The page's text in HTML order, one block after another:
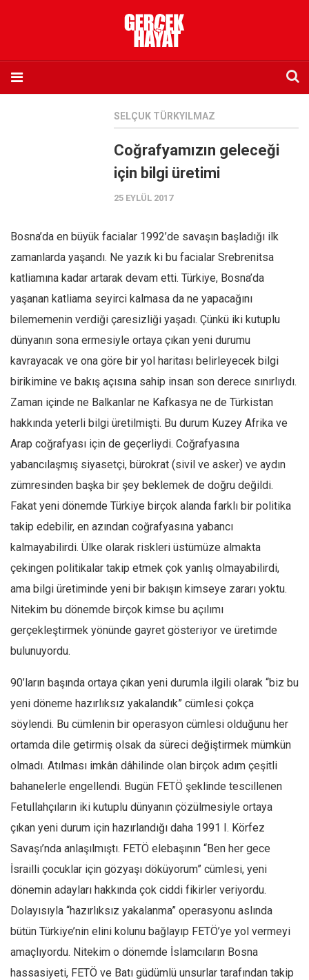
Abone olmak istiyorum
Sosyal Medya
Twitter
Facebook
Instagram
YouTube
Editörden
Yazarlar
Kemal Özer
Mahmut Toptaş
Yvonne Ridley
Barış Tarımcıoğlu
Ömer Kayani
Yusuf Armağan
Hasanali Yıldırım
Leyla Şerif Emin
Mehmet Ali Tekin
Amina S. Jenenkovic
Bağdagül Öz
Esra Elönü
» Yazar arşivi
Bu Sayı
Tüm Sayılar
Kategoriler
Kültür Sanat
Kitap
Karisi kitap sualleri
Ekonomi
Spor
SELÇUK TÜRKYILMAZ
Coğrafyamızın geleceği
için bilgi üretimi
25 EYLÜL 2017
Bosna’da en büyük facialar 1992’de savaşın başladığı ilk
zamanlarda yaşandı. Ne yazık ki bu facialar Srebrenitsa
katliamına kadar artarak devam etti. Türkiye, Bosna’da
yaşanan katliama seyirci kalmasa da ne yapacağını
bilememenin verdiği çaresizliği yaşadı. Çünkü iki kutuplu
dünyanın sona ermesiyle ortaya çıkan yeni durumu
kavrayacak ve ona göre bir yol haritası belirleyecek bilgi
birikimine ve bakış açısına sahip insan son derece sınırlıydı.
Zaman içinde ne Balkanlar ne Kafkasya ne de Türkistan
hakkında yeterli bilgi üretilmişti. Bu durum Kuzey Afrika ve
Arap coğrafyası için de geçerliydi. Coğrafyasına
yabancılaşmış siyasetçi, bürokrat (sivil ve asker) ve aydın
zümresinden başka bir şey beklemek de doğru değildi.
Fakat yeni dönemde Türkiye birçok alanda farklı bir politika
takip edebilir, en azından coğrafyasına yabancı
kalmayabilirdi. Ülke olarak riskleri üstümüze almakta
çekingen politikalar takip etmek çok yanlış olmayabilirdi,
ama bilgi üretiminde yeni bir bakışın kimseye zararı yoktu.
Nitekim bu dönemde birçok kimse bu açılımı
gerçekleştirmek yönünde gayret gösteriyor ve üretimde
bulunuyordu.
90’ların başında ortaya çıkan yeni durumla ilgili olarak “biz bu
yeni döneme hazırlıksız yakalandık” cümlesi çokça
söylendi. Bu cümlenin bir operasyon cümlesi olduğunu her
ortamda dile getirmiş olsak da süreci değiştirmek mümkün
olmadı. Atılması imkân dâhilinde olan birçok adım çeşitli
bahanelerle engellendi. Bugün FETÖ şeklinde tescillenen
Fetullahçıların iki kutuplu dünyanın çözülmesiyle ortaya
çıkan yeni durum için hazırlandığı daha 1991 I. Körfez
Savaşı’nda anlaşılmıştı. FETÖ elebaşının “Ben her gece
İsrailli çocuklar için gözyaşı döküyorum” cümlesi, yeni
dönemin adayları hakkında çok ciddi fikirler veriyordu.
Dolayısıyla “hazırlıksız yakalanma” operasyonu aslında
bütün Türkiye’nin elini kolunu bağlayıp FETÖ’ye yol vermeyi
amaçlıyordu. Nitekim o dönemde İslamcıların Bosna
hassasiyeti, FETÖ ve Batı güdümlü unsurlar tarafından takip